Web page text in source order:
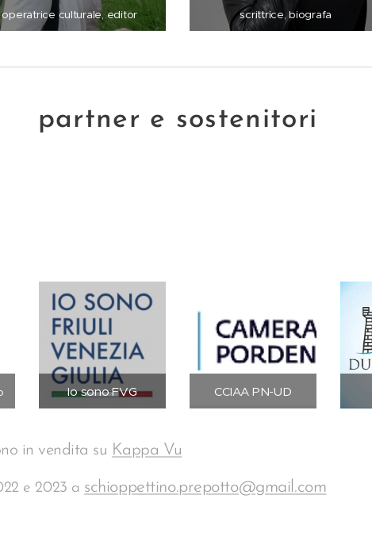
operatrice culturale, editor
scrittrice, biografa
partner e sostenitori
Io sono FVG CCIAA PN-UD
in vendita su Kappa Vu
e 2023 a schioppettino.prepotto@gmail.com